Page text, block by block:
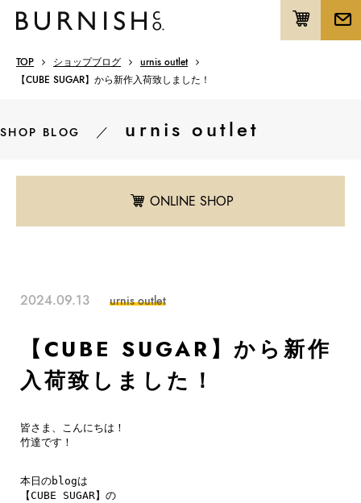
TOP ショップブログ
urnis outlet
【CUBE SUGAR】から新作入荷致しました！
SHOP BLOG ／ urnis outlet
ONLINE SHOP
2024.09.13 urnis outlet
【CUBE SUGAR】から新作
入荷致しました！
皆さま、こんにちは！
竹達です！
本日のblogは
【CUBE SUGAR】の